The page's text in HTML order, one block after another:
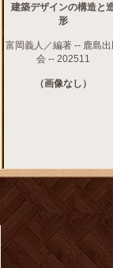
建築デザインの構造と
形
富岡義人／編著 -- 鹿島
会 -- 202511
（画像なし）